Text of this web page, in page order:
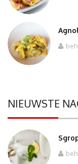
NIEUWSTE